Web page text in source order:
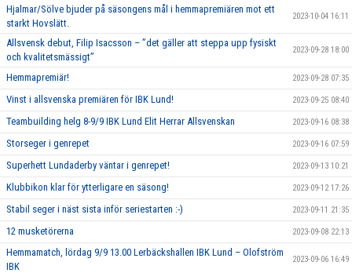
Hjalmar/Sölve bjuder på säsongens mål i hemmapremiären mot ett
starkt Hovslätt.
2023-10-04 16:11
Allsvensk debut, Filip Isacsson – ’’det gäller att steppa upp fysiskt
och kvalitetsmässigt’’
2023-09-28 18:00
Hemmapremiär! 2023-09-28 07:35
Vinst i allsvenska premiären för IBK Lund! 2023-09-25 08:40
Teambuilding helg 8-9/9 IBK Lund Elit Herrar Allsvenskan 2023-09-16 08:38
Storseger i genrepet 2023-09-16 07:59
Superhett Lundaderby väntar i genrepet! 2023-09-13 10:21
Klubbikon klar för ytterligare en säsong! 2023-09-12 17:26
Stabil seger i näst sista inför seriestarten :-) 2023-09-11 21:35
12 musketörerna 2023-09-08 22:13
Hemmamatch, lördag 9/9 13.00 Lerbäckshallen IBK Lund – Olofström
IBK
2023-09-06 16:49